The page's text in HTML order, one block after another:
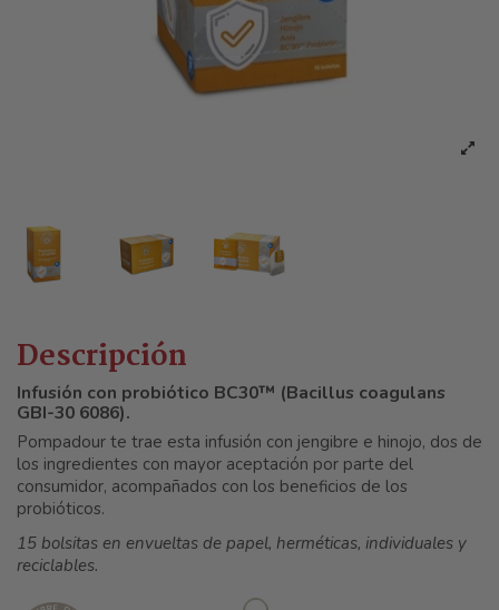
Descripción
Infusión con probiótico BC30™ (Bacillus coagulans
GBI-30 6086).
Pompadour te trae esta infusión con jengibre e hinojo, dos de
los ingredientes con mayor aceptación por parte del
consumidor, acompañados con los beneficios de los
probióticos.
15 bolsitas en envueltas de papel, herméticas, individuales y
reciclables.